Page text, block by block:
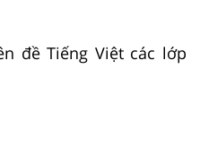
đề Tiếng Việt các lớp